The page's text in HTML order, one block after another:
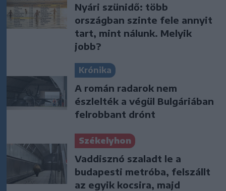
Nyári szünidő: több
országban szinte fele annyit
tart, mint nálunk. Melyik
jobb?
Krónika
A román radarok nem
észlelték a végül Bulgáriában
felrobbant drónt
Székelyhon
Vaddisznó szaladt le a
budapesti metróba, felszállt
az egyik kocsira, majd